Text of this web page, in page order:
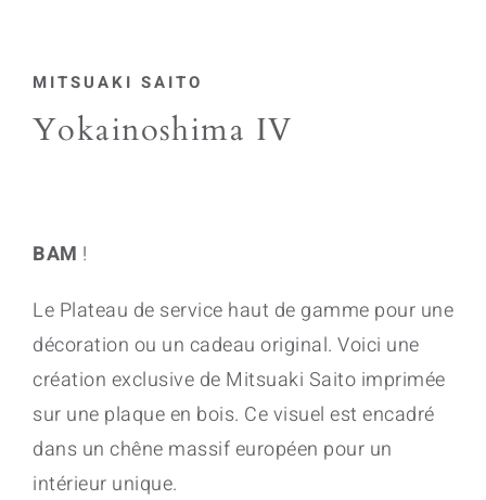
MITSUAKI SAITO
Yokainoshima IV
BAM !
Le Plateau de service haut de gamme pour une
décoration ou un cadeau original. Voici une
création exclusive de Mitsuaki Saito imprimée
sur une plaque en bois. Ce visuel est encadré
dans un chêne massif européen pour un
intérieur unique.